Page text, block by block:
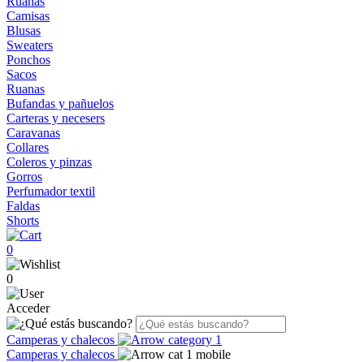
Camisas
Blusas
Sweaters
Ponchos
Sacos
Ruanas
Bufandas y pañuelos
Carteras y necesers
Caravanas
Collares
Coleros y pinzas
Gorros
Perfumador textil
Faldas
Shorts
0
0
Acceder
Camperas y chalecos
Camperas y chalecos